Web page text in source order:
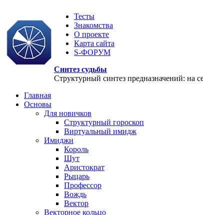
Тесты
Знакомства
О проекте
Карта сайта
S-ФОРУМ
Синтез судьбы
Структурный синтез предназначений: на
Главная
Основы
Для новичков
Структурный гороскоп
Виртуальный имидж
Имиджи
Король
Шут
Аристократ
Рыцарь
Профессор
Вождь
Вектор
Векторное кольцо